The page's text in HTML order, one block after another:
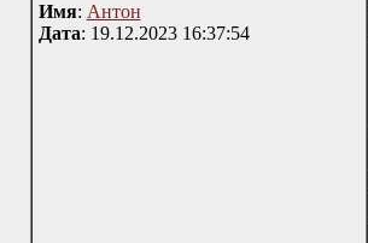
Имя: Антон
Дата: 19.12.2023 16:37:54